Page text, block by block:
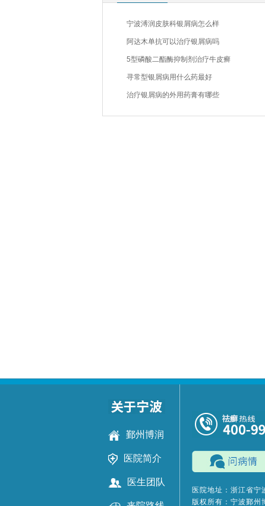
宁波溥润皮肤科银屑病怎么样
阿达木单抗可以治疗银屑病吗
5型磷酸二酯酶抑制剂治疗牛皮癣
寻常型银屑病用什么药最好
治疗银屑病的外用药膏有哪些
鄞州博润
医院简介
医生团队
医院地址：浙江省
版权所有：宁波鄞州